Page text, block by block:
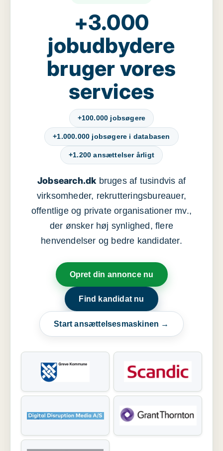
+3.000
jobudbydere
bruger vores
services
+100.000 jobsøgere
+1.000.000 jobsøgere i databasen
+1.200 ansættelser årligt
Jobsearch.dkbruges af tusindvis af
virksomheder, rekrutteringsbureauer,
offentlige og private organisationer mv.,
der ønsker høj synlighed, flere
henvendelser og bedre kandidater.
Opret din annonce nu
Find kandidat nu
Start ansættelsesmaskinen →